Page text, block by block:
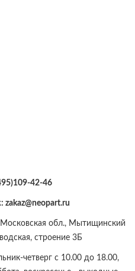
42-46
zakaz@neopart.ru
обл., Мытищинский
строение 3Б
четверг с 10.00 до 18.00,